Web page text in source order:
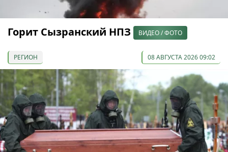
Горит Сызранский НПЗ ВИДЕО / ФОТО
РЕГИОН 08 АВГУСТА 2026 09:02